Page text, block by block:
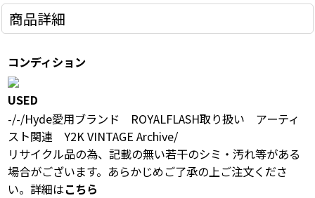
商品詳細
コンディション
USED
-/-/Hyde愛用ブランド ROYALFLASH取り扱い アーティ
スト関連 Y2K VINTAGE Archive/
リサイクル品の為、記載の無い若干のシミ・汚れ等がある
場合がございます。あらかじめご了承の上ご注文くださ
い。詳細はこちら